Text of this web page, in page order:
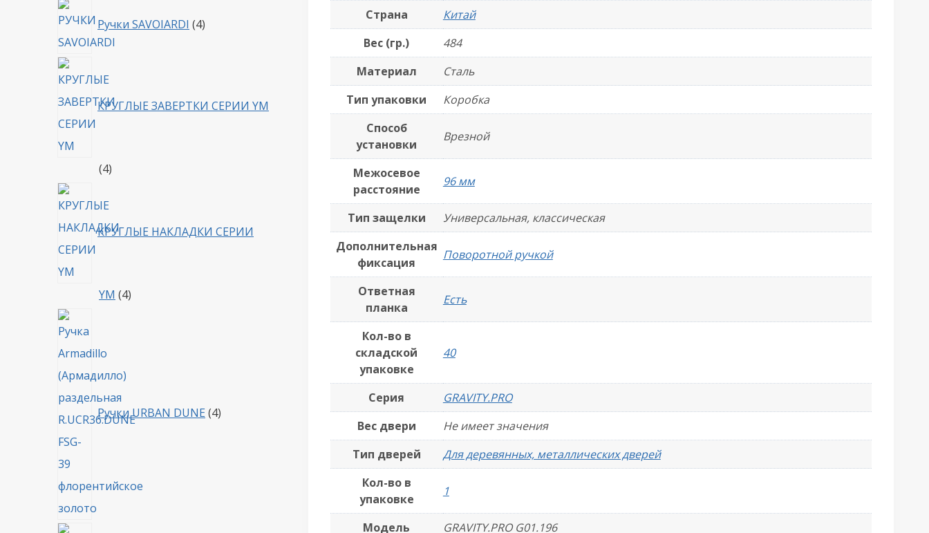
Страна
Китай
Вес (гр.)
484
Материал
Сталь
Тип упаковки
Коробка
Способ
установки
Врезной
Межосевое
расстояние
96 мм
Тип защелки
Универсальная, классическая
Дополнительная
фиксация
Поворотной ручкой
Ответная
планка
Есть
Кол-во в
складской
упаковке
40
Серия
GRAVITY.PRO
Вес двери
Не имеет значения
Тип дверей
Для деревянных, металлических дверей
Кол-во в
упаковке
1
Модель
GRAVITY.PRO G01.196
Ручки SAVOIARDI 4товара
КРУГЛЫЕ ЗАВЕРТКИ СЕРИИ YM
44
КРУГЛЫЕ НАКЛАДКИ СЕРИИ
YM 44
Ручки URBAN DUNE 4